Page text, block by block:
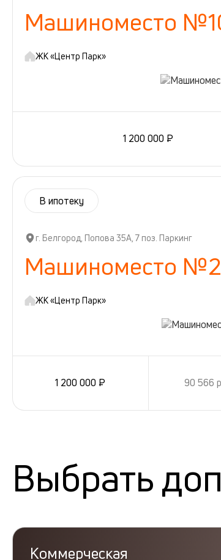
Машиноместо
ЖК «Центр Парк»
1 200 000 ₽
В ипотеку
г. Белгород, Попова 35А, 7 поз. Паркинг
Машиноместо
ЖК «Центр Парк»
1 200 000 ₽ 90 566
Выбрать
Коммерческая